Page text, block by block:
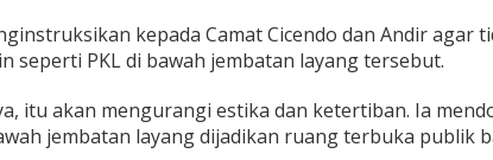
kepada Camat Cicendo dan Andir agar
seperti PKL di bawah jembatan layang tersebut.
itu akan mengurangi estika dan ketertiban. Ia
jembatan layang dijadikan ruang terbuka publik